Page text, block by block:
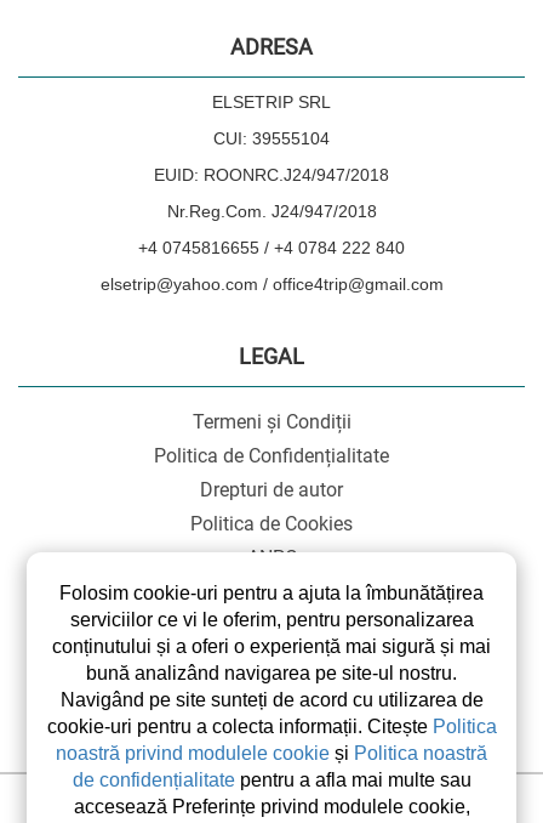
ADRESA
ELSETRIP SRL
CUI: 39555104
EUID: ROONRC.J24/947/2018
Nr.Reg.Com. J24/947/2018
+4 0745816655 / +4 0784 222 840
elsetrip@yahoo.com / office4trip@gmail.com
LEGAL
Termeni și Condiții
Politica de Confidențialitate
Drepturi de autor
Politica de Cookies
ANPC
SOL
Folosim cookie-uri pentru a ajuta la îmbunătățirea
serviciilor ce vi le oferim, pentru personalizarea
conținutului și a oferi o experiență mai sigură și mai
bună analizând navigarea pe site-ul nostru.
Navigând pe site sunteți de acord cu utilizarea de
cookie-uri pentru a colecta informații. Citește Politica
noastră privind modulele cookie și Politica noastră
de confidențialitatepentru a afla mai multe sau
accesează Preferințe privind modulele cookie,